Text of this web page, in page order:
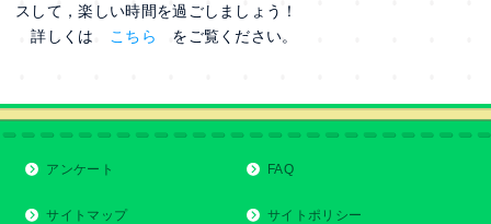
スして，楽しい時間を過ごしましょう！
詳しくは
こちら をご覧ください。
アンケート FAQ
サイトマップ サイトポリシー